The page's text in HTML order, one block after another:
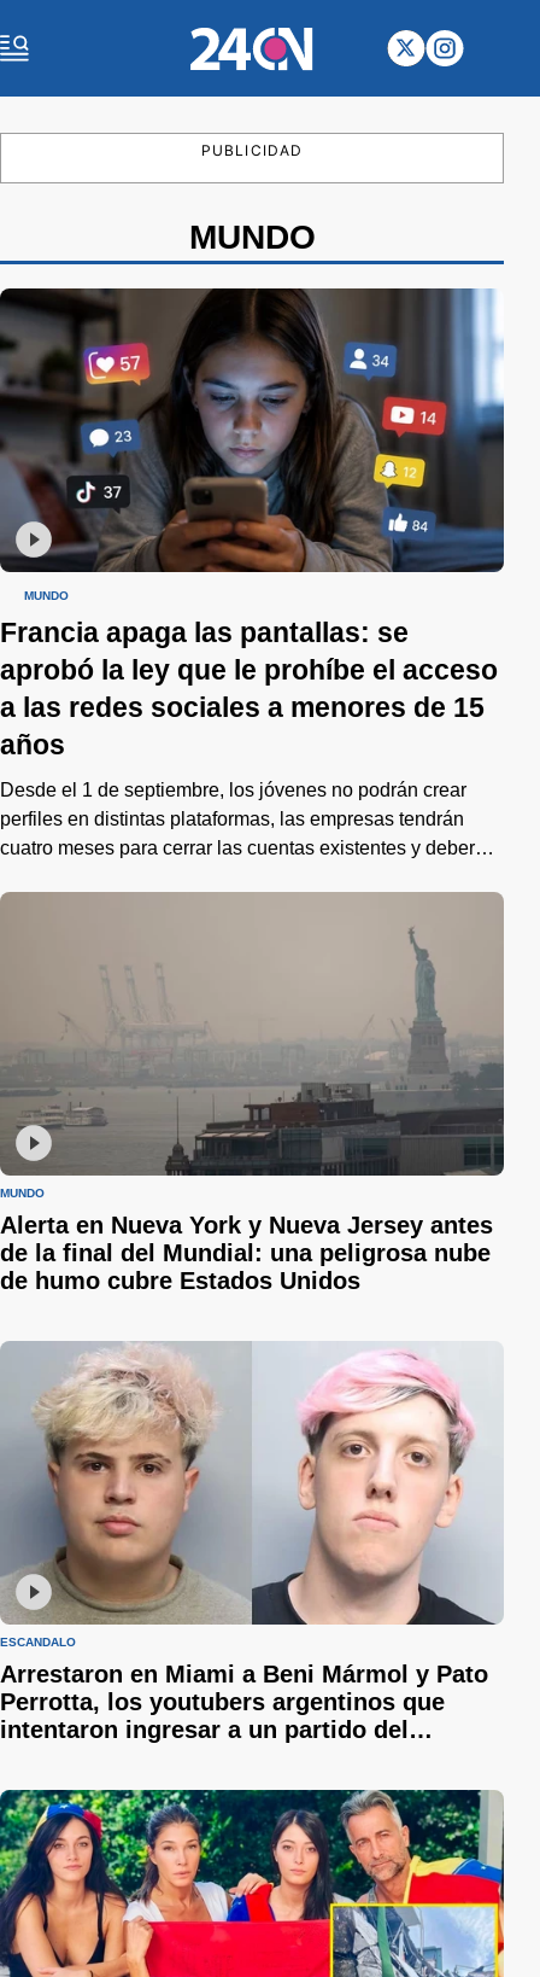
PUBLICIDAD
MUNDO
MUNDO
Francia apaga las pantallas: se
aprobó la ley que le prohíbe el acceso
a las redes sociales a menores de 15
años
Desde el 1 de septiembre, los jóvenes no podrán crear
perfiles en distintas plataformas, las empresas tendrán
cuatro meses para cerrar las cuentas existentes y deberán
MUNDO
Alerta en Nueva York y Nueva Jersey antes
de la final del Mundial: una peligrosa nube
de humo cubre Estados Unidos
ESCÁNDALO
Arrestaron en Miami a Beni Mármol y Pato
Perrotta, los youtubers argentinos que
intentaron ingresar a un partido del